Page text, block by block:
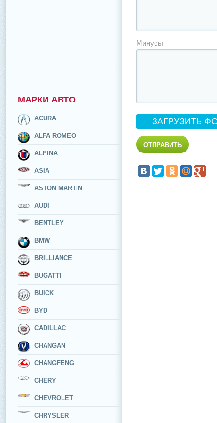
МАРКИ АВТО
ACURA
ALFA ROMEO
ALPINA
ASIA
ASTON MARTIN
AUDI
BENTLEY
BMW
BRILLIANCE
BUGATTI
BUICK
BYD
CADILLAC
CHANGAN
CHANGFENG
CHERY
CHEVROLET
CHRYSLER
Минусы
ЗАГРУЗИТЬ